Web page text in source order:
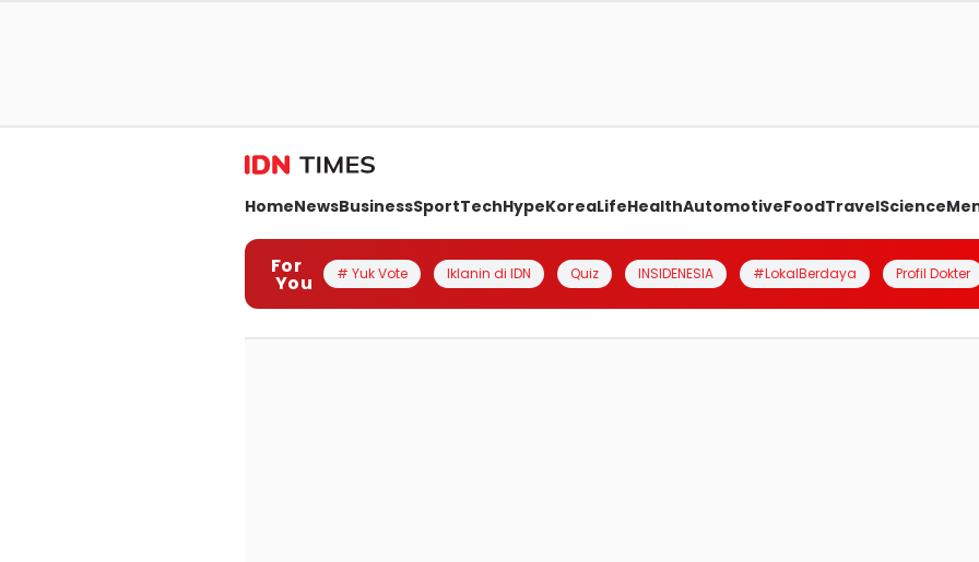
HomeNewsBusinessSportTechHypeKoreaLifeHealthAutomotiveFoodTravelScience
For
You # Yuk Vote Iklanin di IDN Quiz INSIDENESIA #LokalBerdaya Profil Dokter